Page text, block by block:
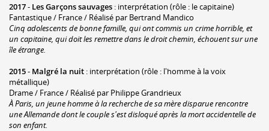
2017- Les Garçons sauvages : interprétation (rôle : le capitaine)
Fantastique / France / Réalisé par Bertrand Mandico
Cinq adolescents de bonne famille, qui ont commis un crime horrible, et
un capitaine, qui doit les remettre dans le droit chemin, échouent sur une
île étrange.
2015- Malgré la nuit : interprétation (rôle : l'homme à la voix
métallique)
Drame / France / Réalisé par Philippe Grandrieux
À Paris, un jeune homme à la recherche de sa mère disparue rencontre
une Allemande dont le couple s'est disloqué après la mort accidentelle de
son enfant.